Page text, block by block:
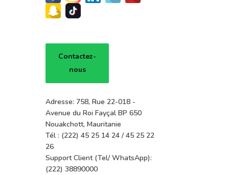
Contactez-
nous
Adresse: 758, Rue 22-018 -
Avenue du Roi Fayçal BP 650
Nouakchott, Mauritanie
Tél : (222) 45 25 14 24 / 45 25 22
26
Support Client (Tel/ WhatsApp):
(222) 38890000